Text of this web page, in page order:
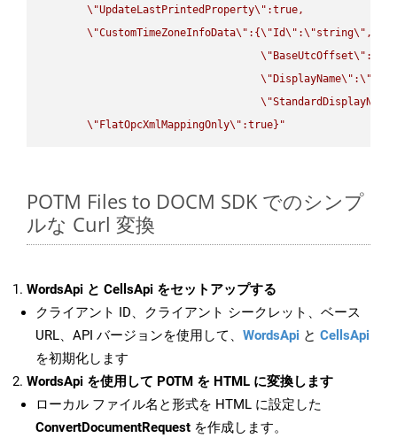
\"UpdateLastPrintedProperty\" :true,
\"CustomTimeZoneInfoData\" :{\"Id\" :\"string\" ,
\" BaseUtcOffset\" :
\" DisplayName\" :\"
\"StandardDisplayName
\" FlatOpcXmlMappingOnly\" :true}"
POTM Files to DOCM SDK でのシンプ
ルな Curl 変換
WordsApi と CellsApi をセットアップする
クライアント ID、クライアント シークレット、ベース
URL、API バージョンを使用して、 WordsApi と CellsApi
を初期化します
WordsApi を使用して POTM を HTML に変換します
ローカル ファイル名と形式を HTML に設定した
ConvertDocumentRequest を作成します。